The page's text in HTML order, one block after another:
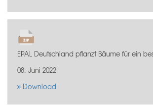
EPAL Deutschland pflanzt Bäume für ein
08. Juni 2022
Download